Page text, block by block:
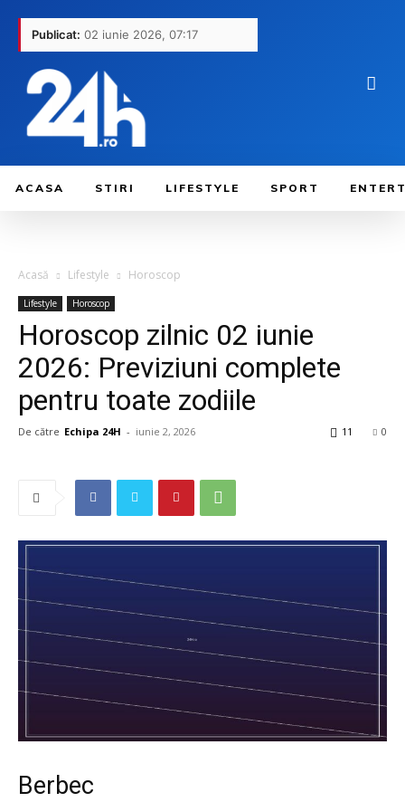
Publicat: 02 iunie 2026, 07:17
ACASA STIRI LIFESTYLE SPORT
Acasă Lifestyle Horoscop
Lifestyle Horoscop
Horoscop zilnic 02 iunie
2026: Previziuni complete
pentru toate zodiile
De către Echipa 24H - iunie 2, 2026 0
11
Berbec